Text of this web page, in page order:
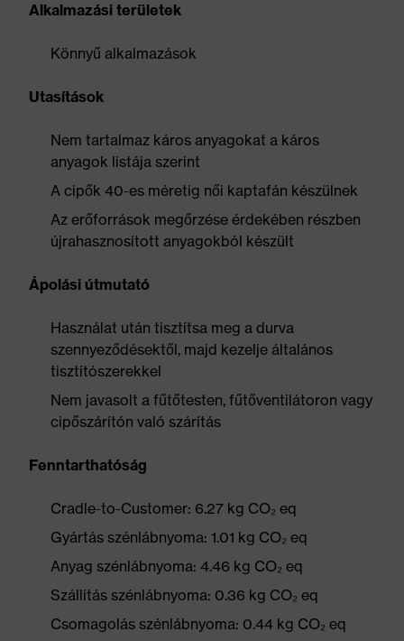
Alkalmazási területek
Könnyű alkalmazások
Utasítások
Nem tartalmaz káros anyagokat a káros
anyagok listája szerint
A cipők 40-es méretig női kaptafán készülnek
Az erőforrások megőrzése érdekében részben
újrahasznosított anyagokból készült
Ápolási útmutató
Használat után tisztítsa meg a durva
szennyeződésektől, majd kezelje általános
tisztítószerekkel
Nem javasolt a fűtőtesten, fűtőventilátoron vagy
cipőszárítón való szárítás
Fenntarthatóság
Cradle-to-Customer: 6.27 kg CO₂ eq
Gyártás szénlábnyoma: 1.01 kg CO₂ eq
Anyag szénlábnyoma: 4.46 kg CO₂ eq
Szállítás szénlábnyoma: 0.36 kg CO₂ eq
Csomagolás szénlábnyoma: 0.44 kg CO₂ eq